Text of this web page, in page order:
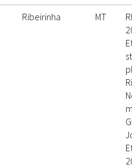
Ribeirinha MT